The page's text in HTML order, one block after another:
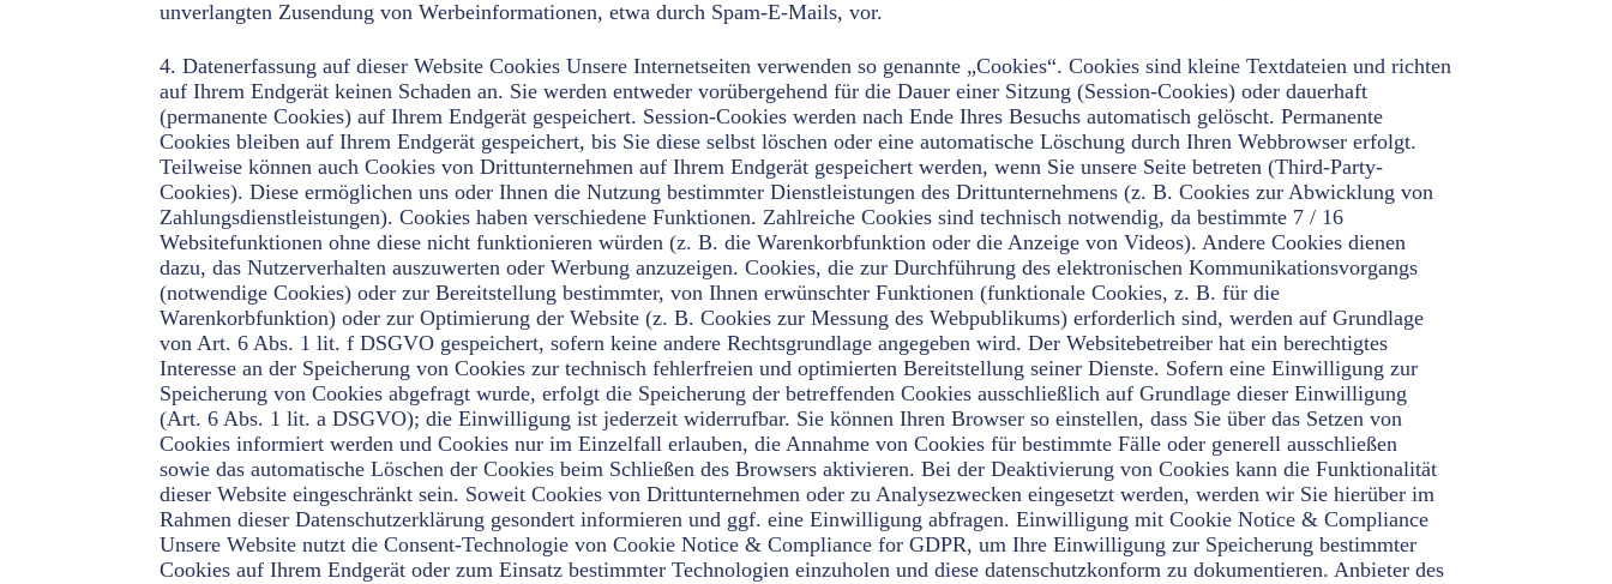
unverlangten Zusendung von Werbeinformationen, etwa durch Spam-E-Mails, vor.
4. Datenerfassung auf dieser Website Cookies Unsere Internetseiten verwenden so genannte „Cookies“. Cookies sind kleine Textdateien und richten auf Ihrem Endgerät keinen Schaden an. Sie werden entweder vorübergehend für die Dauer einer Sitzung (Session-Cookies) oder dauerhaft (permanente Cookies) auf Ihrem Endgerät gespeichert. Session-Cookies werden nach Ende Ihres Besuchs automatisch gelöscht. Permanente Cookies bleiben auf Ihrem Endgerät gespeichert, bis Sie diese selbst löschen oder eine automatische Löschung durch Ihren Webbrowser erfolgt. Teilweise können auch Cookies von Drittunternehmen auf Ihrem Endgerät gespeichert werden, wenn Sie unsere Seite betreten (Third-Party-Cookies). Diese ermöglichen uns oder Ihnen die Nutzung bestimmter Dienstleistungen des Drittunternehmens (z. B. Cookies zur Abwicklung von Zahlungsdienstleistungen). Cookies haben verschiedene Funktionen. Zahlreiche Cookies sind technisch notwendig, da bestimmte 7 / 16 Websitefunktionen ohne diese nicht funktionieren würden (z. B. die Warenkorbfunktion oder die Anzeige von Videos). Andere Cookies dienen dazu, das Nutzerverhalten auszuwerten oder Werbung anzuzeigen. Cookies, die zur Durchführung des elektronischen Kommunikationsvorgangs (notwendige Cookies) oder zur Bereitstellung bestimmter, von Ihnen erwünschter Funktionen (funktionale Cookies, z. B. für die Warenkorbfunktion) oder zur Optimierung der Website (z. B. Cookies zur Messung des Webpublikums) erforderlich sind, werden auf Grundlage von Art. 6 Abs. 1 lit. f DSGVO gespeichert, sofern keine andere Rechtsgrundlage angegeben wird. Der Websitebetreiber hat ein berechtigtes Interesse an der Speicherung von Cookies zur technisch fehlerfreien und optimierten Bereitstellung seiner Dienste. Sofern eine Einwilligung zur Speicherung von Cookies abgefragt wurde, erfolgt die Speicherung der betreffenden Cookies ausschließlich auf Grundlage dieser Einwilligung (Art. 6 Abs. 1 lit. a DSGVO); die Einwilligung ist jederzeit widerrufbar. Sie können Ihren Browser so einstellen, dass Sie über das Setzen von Cookies informiert werden und Cookies nur im Einzelfall erlauben, die Annahme von Cookies für bestimmte Fälle oder generell ausschließen sowie das automatische Löschen der Cookies beim Schließen des Browsers aktivieren. Bei der Deaktivierung von Cookies kann die Funktionalität dieser Website eingeschränkt sein. Soweit Cookies von Drittunternehmen oder zu Analysezwecken eingesetzt werden, werden wir Sie hierüber im Rahmen dieser Datenschutzerklärung gesondert informieren und ggf. eine Einwilligung abfragen. Einwilligung mit Cookie Notice & Compliance Unsere Website nutzt die Consent-Technologie von Cookie Notice & Compliance for GDPR, um Ihre Einwilligung zur Speicherung bestimmter Cookies auf Ihrem Endgerät oder zum Einsatz bestimmter Technologien einzuholen und diese datenschutzkonform zu dokumentieren. Anbieter des Tools ist die Hu-manity Rights Inc., 300 Carnegie Center, Suite 150, Princeton, NJ, New Jersey 08540, USA (nachfolgend „Hu-manity Rights Inc.“). Wenn Sie unsere Website betreten, wird eine Verbindung zu den Servern von Hu-manity Rights Inc. hergestellt, um Ihre Einwilligungen und sonstigen Erklärungen zur Cookie-Nutzung einzuholen. Anschließend speichert Hu-manity Rights Inc. einen Cookie in Ihrem Browser, um Ihnen die erteilten Einwilligungen bzw. deren Widerruf zuordnen zu können. Die so erfassten Daten werden gespeichert, bis Sie uns zur Löschung auffordern, den Cookie von Hu-manity Rights Inc. selbst löschen oder der Zweck für die Datenspeicherung entfällt. Zwingende gesetzliche Aufbewahrungspflichten bleiben unberührt. Der Einsatz von Cookie Notice & Compliance for GDPR erfolgt, um die gesetzlich vorgeschriebenen Einwilligungen für den Einsatz von Cookies einzuholen. Rechtsgrundlage hierfür ist Art. 6 Abs. 1 lit. c DSGVO. Auftragsverarbeitung Wir haben einen Vertrag über Auftragsverarbeitung (AVV) mit dem oben genannten Anbieter geschlossen. Hierbei handelt es sich um einen datenschutzrechtlich vorgeschriebenen Vertrag, der gewährleistet, dass dieser die personenbezogenen Daten unserer Websitebesucher nur nach unseren Weisungen und unter Einhaltung der DSGVO verarbeitet. Anfrage per E-Mail, Telefon oder Telefax Wenn Sie uns per E-Mail, Telefon oder Telefax kontaktieren, wird Ihre Anfrage inklusive aller daraus hervorgehenden personenbezogenen Daten (Name, Anfrage) zum Zwecke der Bearbeitung Ihres Anliegens bei uns gespeichert und verarbeitet. Diese Daten geben wir nicht ohne Ihre Einwilligung weiter. Die Verarbeitung dieser Daten erfolgt auf Grundlage von Art. 6 Abs. 1 lit. b DSGVO, sofern Ihre Anfrage mit der Erfüllung eines Vertrags zusammenhängt oder zur Durchführung vorvertraglicher Maßnahmen 8 / 16 erforderlich ist. In allen übrigen Fällen beruht die Verarbeitung auf unserem berechtigten Interesse an der effektiven Bearbeitung der an uns gerichteten Anfragen (Art. 6 Abs. 1 lit. f DSGVO) oder auf Ihrer Einwilligung (Art. 6 Abs. 1 lit. a DSGVO) sofern diese abgefragt wurde. Die von Ihnen an uns per Kontaktanfragen übersandten Daten verbleiben bei uns, bis Sie uns zur Löschung auffordern, Ihre Einwilligung zur Speicherung widerrufen oder der Zweck für die Datenspeicherung entfällt (z. B. nach abgeschlossener Bearbeitung Ihres Anliegens). Zwingende gesetzliche Bestimmungen – insbesondere gesetzliche Aufbewahrungsfristen – bleiben unberührt. Calendly Auf unserer Website haben Sie die Möglichkeit, Termine mit uns zu vereinbaren. Für die Terminbuchung nutzen wir das Tool „Calendly“. Anbieter ist die Calendly LLC, 271 17th St NW, 10th Floor, Atlanta, Georgia 30363, USA (nachfolgend „Calendly“). Zum Zweck der Terminbuchung geben Sie die abgefragten Daten und den Wunschtermin in die dafür vorgesehene Maske ein. Die eingegebenen Daten werden für die Planung, Durchführung und ggf. für die Nachbereitung des Termins verwendet. Die Termindaten werden für uns auf den Servern von Calendly gespeichert, dessen Datenschutzerklärung Sie hier einsehen können: https://calendly.com/de/pages/privacy. Die von Ihnen eingegebenen Daten verbleiben bei uns, bis Sie uns zur Löschung auffordern, Ihre Einwilligung zur Speicherung widerrufen oder der Zweck für die Datenspeicherung entfällt. Zwingende gesetzliche Bestimmungen – insbesondere Aufbewahrungsfristen – bleiben unberührt. Rechtsgrundlage für die Datenverarbeitung ist Art. 6 Abs. 1 lit. f DSGVO. Der Websitebetreiber hat ein berechtigtes Interesse an einer möglichst unkomplizierten Terminvereinbarung mit Interessenten und Kunden. Sofern eine Einwilligung abgefragt wurde, ist Art. 6 Abs. 1 lit. a DSGVO die Rechtsgrundlage für die Datenverarbeitung; die Einwilligung ist jederzeit widerrufbar. Die Datenübertragung in die USA wird auf die Standardvertragsklauseln der EU-Kommission gestützt. Details finden Sie hier: https://calendly.com/pages/dpa. Auftragsverarbeitung Wir haben einen Vertrag über Auftragsverarbeitung (AVV) mit dem oben genannten Anbieter geschlossen. Hierbei handelt es sich um einen datenschutzrechtlich vorgeschriebenen Vertrag, der gewährleistet, dass dieser die personenbezogenen Daten unserer Websitebesucher nur nach unseren Weisungen und unter Einhaltung der DSGVO verarbeitet. Registrierung auf dieser Website Sie können sich auf dieser Website registrieren, um zusätzliche Funktionen auf der Seite zu nutzen. Die dazu eingegebenen Daten verwenden wir nur zum Zwecke der Nutzung des jeweiligen Angebotes oder Dienstes, für den Sie sich registriert haben. Die bei der Registrierung abgefragten Pflichtangaben müssen vollständig angegeben werden. Anderenfalls werden wir die Registrierung ablehnen. Für wichtige Änderungen etwa beim Angebotsumfang oder bei technisch notwendigen Änderungen nutzen wir die bei der Registrierung angegebene E-Mail-Adresse, um Sie auf diesem Wege zu informieren. Die Verarbeitung der bei der Registrierung eingegebenen Daten erfolgt zum Zwecke der Durchführung des durch die Registrierung begründeten Nutzungsverhältnisses und ggf. zur Anbahnung weiterer Verträge (Art. 6 Abs. 1 lit. b DSGVO). 9 / 16 Die bei der Registrierung erfassten Daten werden von uns gespeichert, solange Sie auf dieser Website registriert sind und werden anschließend gelöscht. Gesetzliche Aufbewahrungsfristen bleiben unberührt. Registrierung mit Google Statt einer direkten Registrierung auf dieser Website können Sie sich mit Google registrieren. Anbieter dieses Dienstes ist die Google Ireland Limited („Google”), Gordon House, Barrow Street, Dublin 4, Irland. Um sich mit Google zu registrieren, müssen Sie ausschließlich Ihre Google-Namen und Ihr Passwort eingeben. Google wird Sie identifizieren und unserer Website Ihre Identität bestätigen. Wenn Sie sich mit Google anmelden, ist es uns ggf. möglich bestimmte Informationen auf Ihrem Konto zu nutzen, um Ihr Profil bei uns zu vervollständigen. Ob und welche Informationen das sind, entscheiden Sie im Rahmen Ihrer Google-Sicherheitseinstellungen, die Sie hier finden: https://myaccount.google.com/security und https://myaccount.google.com/permissions. Die Datenverarbeitung, die mit der Google-Registrierung einhergeht beruht auf unserem berechtigten Interesse, unseren Nutzern einen möglichst einfachen Registrierungsprozess zu ermöglichen (Art. 6 Abs. 1 lit. f DSGVO). Da die Nutzung der Registrierungsfunktion freiwillig ist und die Nutzer selbst über die jeweiligen Zugriffsmöglichkeiten entscheiden können, sind keine entgegenstehenden überwiegenden Rechte der Betroffenen ersichtlich. Registrierung mit Facebook Connect Statt einer direkten Registrierung auf dieser Website können Sie sich mit Facebook Connect registrieren. Anbieter dieses Dienstes ist die Facebook Ireland Limited, 4 Grand Canal Square, Dublin 2, Irland. Die erfassten Daten werden nach Aussage von Facebook jedoch auch in die USA und in andere Drittländer übertragen. Wenn Sie sich für die Registrierung mit Facebook Connect entscheiden und auf den „Login with Facebook”-/„Connect with Facebook”-Button klicken, werden Sie automatisch auf die Plattfor